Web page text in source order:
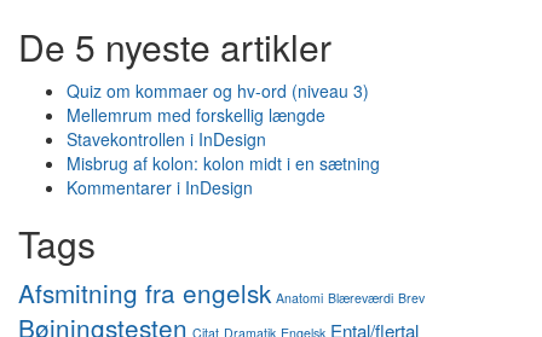
De 5 nyeste artikler
Quiz om kommaer og hv-ord (niveau 3)
Mellemrum med forskellig længde
Stavekontrollen i InDesign
Misbrug af kolon: kolon midt i en sætning
Kommentarer i InDesign
Tags
Afsmitning fra engelsk Anatomi Blæreværdi Brev
Bøjningstesten Citat Dramatik Engelsk Ental/flertal